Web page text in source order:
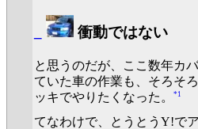
衝動ではない
と思うのだが、ここ数年カ
ていた車の作業も、そろそ
ッキでやりたくなった。
*1
てなわけで、とうとうY!で